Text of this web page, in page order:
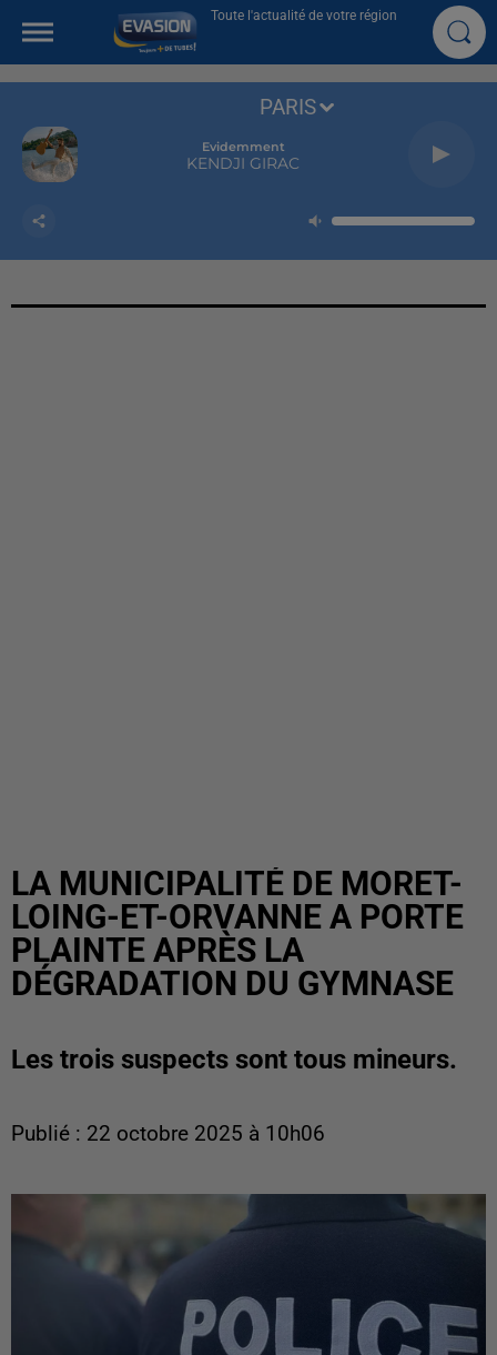
Toute l'actualité de votre région
Evidemment
KENDJI GIRAC
PARIS
LA MUNICIPALITÉ DE MORET-
LOING-ET-ORVANNE A PORTE
PLAINTE APRÈS LA
DÉGRADATION DU GYMNASE
Les trois suspects sont tous mineurs.
Publié : 22 octobre 2025 à 10h06